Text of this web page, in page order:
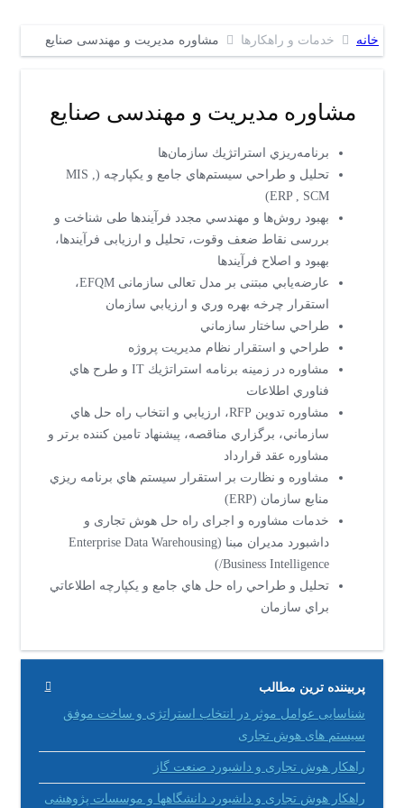
خانه خدمات و راهکارها مشاوره مدیریت و مهندسی صنایع
مشاوره مدیریت و مهندسی صنایع
برنامه‌ريزي استراتژيك سازمان‌ها
تحليل و طراحي سيستم‌هاي جامع و يكپارچه (MIS ,
ERP , SCM)
بهبود روش‌ها و مهندسي مجدد فرآيندها طی شناخت و
بررسی نقاط ضعف وقوت، تحليل و ارزيابی فرآيندها،
بهبود و اصلاح فرآيندها
عارضه‌يابي مبتنی بر مدل تعالی سازمانی EFQM،
استقرار چرخه بهره وري و ارزيابي سازمان
طراحي ساختار سازماني
طراحي و استقرار نظام مديريت پروژه
مشاوره در زمينه برنامه استراتژيك IT و طرح هاي
فناوري اطلاعات
مشاوره تدوین RFP، ارزيابي و انتخاب راه حل هاي
سازماني، برگزاري مناقصه، پيشنهاد تامین کننده برتر و
مشاوره عقد قرارداد
مشاوره و نظارت بر استقرار سيستم هاي برنامه ريزي
منابع سازمان (ERP)
خدمات مشاوره و اجرای راه حل هوش تجاری و
داشبورد مدیران مبنا (Enterprise Data Warehousing
/Business Intelligence)
تحليل و طراحي راه حل هاي جامع و يكپارچه اطلاعاتي
براي سازمان
پربیننده ترین مطالب
شناسایی عوامل موثر در انتخاب استراتژی و ساخت موفق
سیستم های هوش تجاری
راهکار هوش تجاری و داشبورد صنعت گاز
راهکار هوش تجاری و داشبورد دانشگاهها و موسسات پژوهشی